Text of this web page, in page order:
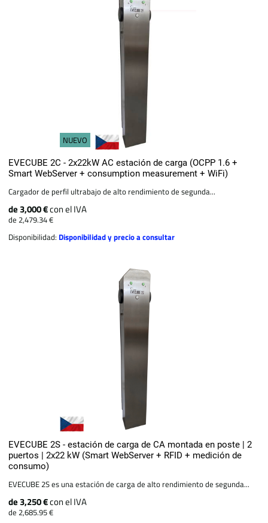
NUEVO
EVECUBE 2C - 2x22kW AC estación de carga (OCPP 1.6 +
Smart WebServer + consumption measurement + WiFi)
Cargador de perfil ultrabajo de alto rendimiento de segunda...
de 3,000 €con el IVA
de 2,479.34 €
Disponibilidad: Disponibilidad y precio a consultar
EVECUBE 2S - estación de carga de CA montada en poste | 2
puertos | 2x22 kW (Smart WebServer + RFID + medición de
consumo)
EVECUBE 2S es una estación de carga de alto rendimiento de segunda...
de 3,250 €con el IVA
de 2,685.95 €